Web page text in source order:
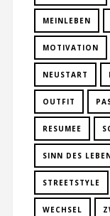
MEINLEBEN
MOTIVATION
NEUSTART
OUTFIT
RESUMEE
SINN DES
STREETSTYLE
WECHSEL